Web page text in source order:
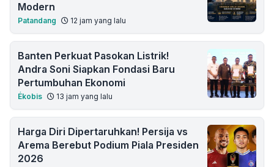
Modern
Patandang 12 jam yang lalu
Banten Perkuat Pasokan Listrik!
Andra Soni Siapkan Fondasi Baru
Pertumbuhan Ekonomi
Ékobis 13 jam yang lalu
Harga Diri Dipertaruhkan! Persija vs
Arema Berebut Podium Piala Presiden
2026